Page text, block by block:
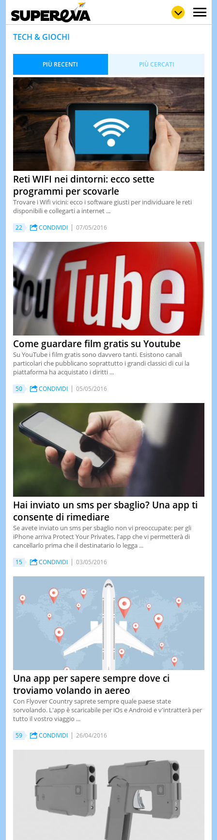
WOW
POP
STORIE
VIDEO
& TV
QUIZ
&
DI
OGGI
LE
IERI
TECH & GIOCHI
PIÙ RECENTI PIÙ CERCATI
Reti WIFI nei dintorni: ecco sette
programmi per scovarle
Trovare i Wifi vicini: ecco i software giusti per individuare le reti
disponibili e collegarti a internet ...
22 CONDIVIDI 07/05/2016
Come guardare film gratis su Youtube
Su YouTube i film gratis sono davvero tanti. Esistono canali
particolari che pubblicano soprattutto i grandi classici di cui la
piattaforma ha acquistato i diritti ...
50 CONDIVIDI 05/05/2016
Hai inviato un sms per sbaglio? Una app ti
consente di rimediare
Se avete inviato un sms per sbaglio non vi preoccupate: per gli
iPhone arriva Protect Your Privates, l'app che vi permetterà di
cancellarlo prima che il destinatario lo legga ...
15 CONDIVIDI 03/05/2016
Una app per sapere sempre dove ci
troviamo volando in aereo
Con Flyover Country saprete sempre quale paese state
sorvolando. L'app è scaricabile per iOs e Android e v'intratterà per
tutto il vostro viaggio ...
59 CONDIVIDI 26/04/2016